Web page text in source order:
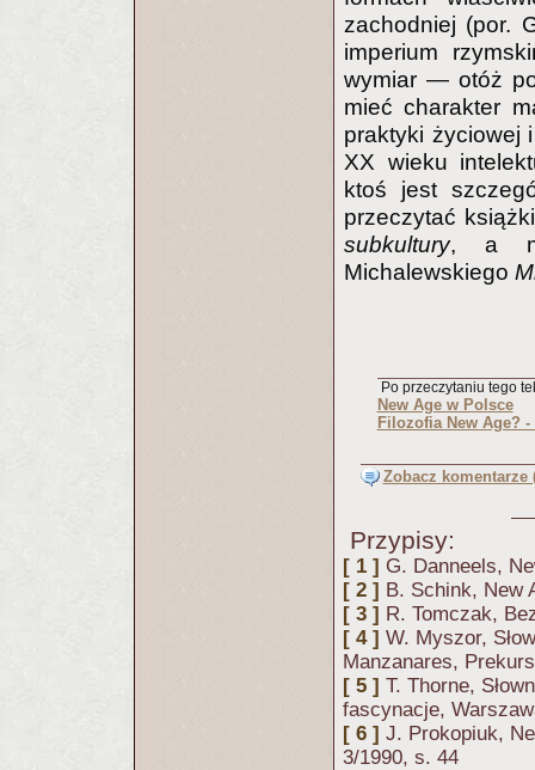
zachodniej (por.
imperium
wymiar — otóż po
mieć charakter
praktyki życiowej
XX wieku
ktoś jest
przeczytać
subkultury, a
Michalewskiego
Po przeczytaniu tego
New Age w Polsce
Filozofia New Age? -
Zobacz komentarze
Przypisy:
[ 1 ] G. Danneels,
[ 2 ] B. Schink, New
[ 3 ] R. Tomczak,
[ 4 ] W. Myszor,
Manzanares,
[ 5 ] T. Thorne,
fascynacje,
[ 6 ] J. Prokopiuk,
3/1990, s. 44